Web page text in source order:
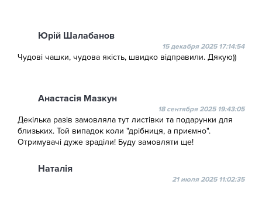
Юрій Шалабанов
15 декабря 2025 17:14:54
Чудові чашки, чудова якість, швидко відправили. Дякую))
Анастасія Мазкун
18 сентября 2025 19:43:05
Декілька разів замовляла тут листівки та подарунки для
близьких. Той випадок коли "дрібниця, а приємно".
Отримувачі дуже зраділи! Буду замовляти ще!
Наталія
21 июля 2025 11:02:35